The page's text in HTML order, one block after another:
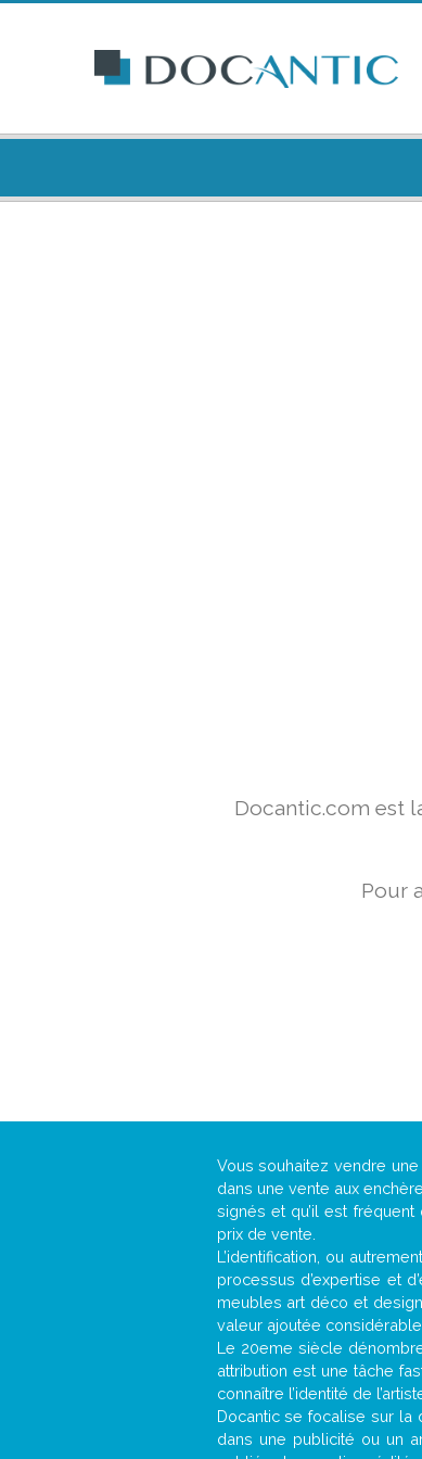
Docantic.com est
Pour
Vous souhaitez vendre
dans une vente aux
signés et qu’il est
prix de vente.
L’identification, ou
processus d’expertise et
meubles art déco et
valeur ajoutée considérable
Le 20eme siècle
attribution est une tâche
connaître l’identité de
Docantic se focalise sur la
dans une publicité ou un